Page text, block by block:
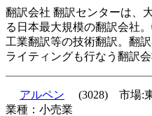
翻訳会社 翻訳センターは、
る日本最大規模の翻訳会社
工業翻訳等の技術翻訳。翻
ライティングも行なう翻訳
アルペン
(3028) 市場:
業種：小売業